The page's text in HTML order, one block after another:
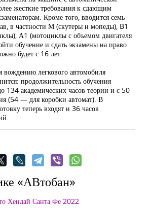
жесткие требования к сдающим
Кроме того, вводится семь
в частности М (скутеры и мопеды), B1
А1 (мотоциклы с объемом двигателя
обучение и сдать экзамены на право
будет с 16 лет.
вождению легкового автомобиля
продолжительность обучения
134 академических часов теории и с 50
(54 — для коробки автомат). В
теперь входят и 36 часов
«АВтобан»
Хендай Санта Фе 2022